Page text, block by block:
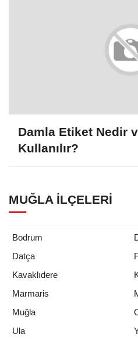
Damla Etiket Nedir
Kullanılır?
MUĞLA İLÇELERI
Bodrum
Datça
Kavaklıdere
Marmaris
Muğla
Ula